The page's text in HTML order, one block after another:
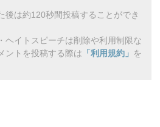
は約120秒間投稿することができ
イトスピーチは削除や利用制限な
ントを投稿する際は 「利用規約」 を